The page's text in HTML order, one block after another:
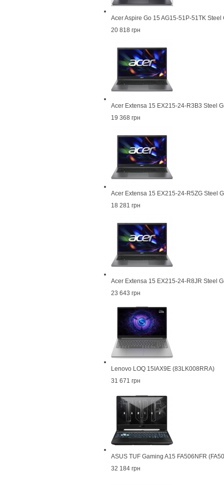
Acer Aspire Go 15 AG15-51P-51TK
20 818 грн
Acer Extensa 15 EX215-24-R3B3 Steel
19 368 грн
Acer Extensa 15 EX215-24-R5ZG Steel
18 281 грн
Acer Extensa 15 EX215-24-R8JR Steel
23 643 грн
Lenovo LOQ 15IAX9E (83LK008RRA)
31 671 грн
ASUS TUF Gaming A15 FA506NFR
32 184 грн